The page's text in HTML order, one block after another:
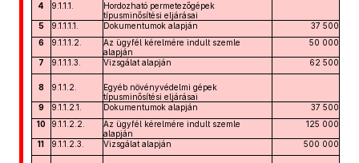
4
9.1.1.1.
Hordozható permetezőgépek
típusminősítési eljárásai
5
9.1.1.1.1. Dokumentumok alapján
37 500
6
9.1.1.1.2.
Az ügyfél kérelmére indult szemle
alapján
50 000
7 9.1.1.1.3. Vizsgálat alapján 62 500
8 9.1.1.2.
Egyéb növényvédelmi gépek
típusminősítési eljárásai
9
9.1.1.2.1. Dokumentumok alapján
37 500
10
9.1.1.2.2.
Az ügyfél kérelmére indult szemle
alapján
125 000
11 9.1.1.2.3. Vizsgálat alapján 500 000